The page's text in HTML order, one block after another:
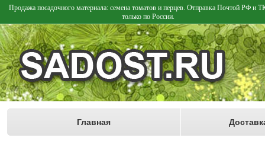
Продажа посадочного материала: семена томатов и перцев. Отправка Почтой РФ и
только по России.
Главная